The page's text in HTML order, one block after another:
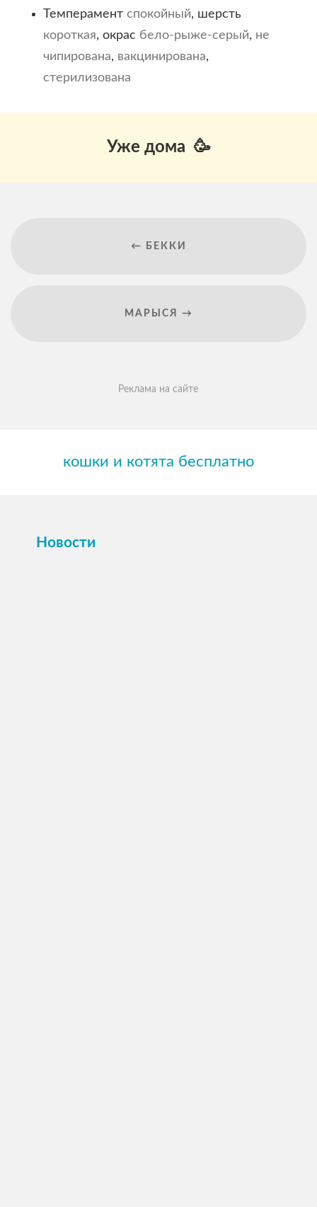
Темперамент спокойный, шерсть
короткая, окрас бело-рыже-серый, не
чипирована, вакцинирована,
стерилизована
Уже дома 🥳
← БЕККИ
МАРЫСЯ →
Реклама на сайте
кошки и котята бесплатно
Новости